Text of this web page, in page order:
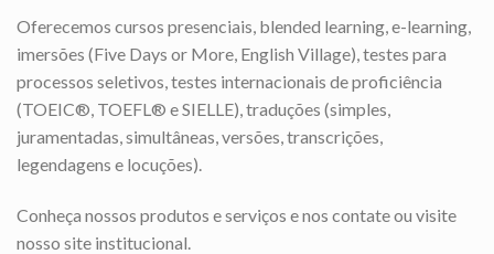
Oferecemos cursos presenciais, blended learning, e-learning,
imersões (Five Days or More, English Village), testes para
processos seletivos, testes internacionais de proficiência
(TOEIC®, TOEFL® e SIELLE), traduções (simples,
juramentadas, simultâneas, versões, transcrições,
legendagens e locuções).
Conheça nossos produtos e serviços e nos contate ou visite
nosso site institucional.